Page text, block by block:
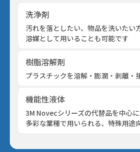
#ドライアイスより低温の冷媒
#PCの液浸冷却に使いたい
#-130℃より凝固点の低い液体
特定商取引法に基づく表記
プライバシーポリシー
CORPORATE SITE
洗浄剤
汚れを落としたい、 物品を洗いたい
溶媒として用いることも可能です
樹脂溶解剤
プラスチックを溶解・膨潤・ 剥離・
機能性液体
3M Novecシリーズの代替品を中心に
多彩な業種で用いられる、 特殊用途